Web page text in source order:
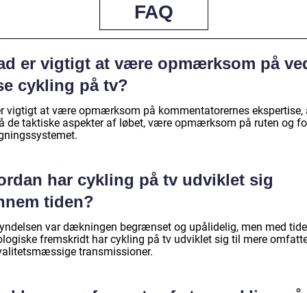
FAQ
er vigtigt at være opmærksom på
cykling på tv?
vigtigt at være opmærksom på kommentatorernes ekspertise,
de taktiske aspekter af løbet, være opmærksom på ruten og
har cykling på tv udviklet sig
tiden?
var dækningen begrænset og upålidelig, men med
fremskridt har cykling på tv udviklet sig til mere
transmissioner.